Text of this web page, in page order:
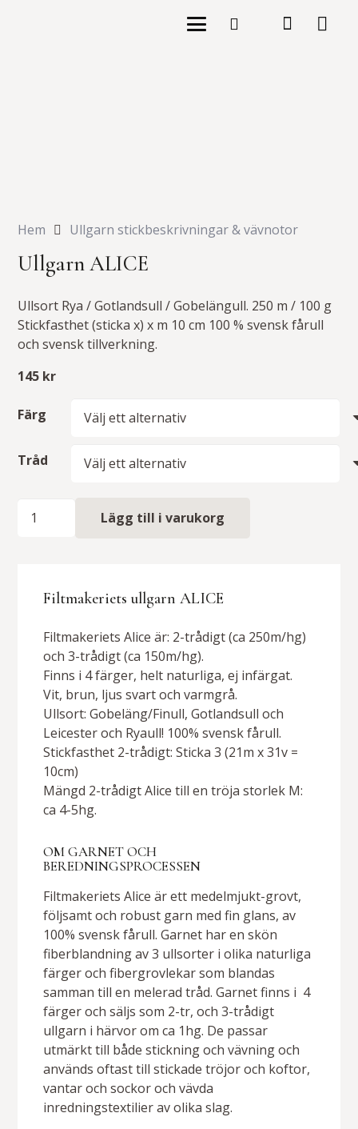
Hem Ullgarn stickbeskrivningar & vävnotor
Ullgarn ALICE
Ullsort Rya / Gotlandsull / Gobelängull. 250 m / 100 g
Stickfasthet (sticka x) x m 10 cm 100 % svensk fårull
och svensk tillverkning.
145 kr
Färg
Tråd
ALICE
Lägg till i varukorg
Filtmakeriets ullgarn ALICE
Filtmakeriets Alice är: 2-trådigt (ca 250m/hg)
och 3-trådigt (ca 150m/hg).
Finns i 4 färger, helt naturliga, ej infärgat.
Vit, brun, ljus svart och varmgrå.
Ullsort: Gobeläng/Finull, Gotlandsull och
Leicester och Ryaull! 100% svensk fårull.
Stickfasthet 2-trådigt: Sticka 3 (21m x 31v =
10cm)
Mängd 2-trådigt Alice till en tröja storlek M:
ca 4-5hg.
OM GARNET OCH
BEREDNINGSPROCESSEN
Filtmakeriets Alice är ett medelmjukt-grovt,
följsamt och robust garn med fin glans, av
100% svensk fårull. Garnet har en skön
fiberblandning av 3 ullsorter i olika naturliga
färger och fibergrovlekar som blandas
samman till en melerad tråd. Garnet finns i 4
färger och säljs som 2-tr, och 3-trådigt
ullgarn i härvor om ca 1hg. De passar
utmärkt till både stickning och vävning och
används oftast till stickade tröjor och koftor,
vantar och sockor och vävda
inredningstextilier av olika slag.